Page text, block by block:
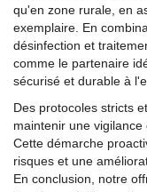
qu'en zone rurale, en
exemplaire. En
désinfection et
comme le partenaire
sécurisé et durable à
Des protocoles stricts
maintenir une
Cette démarche
risques et une
En conclusion, notre